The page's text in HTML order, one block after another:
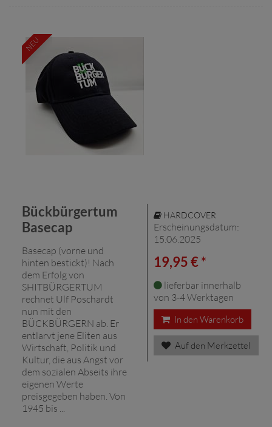
NEU
Bückbürgertum
Basecap
Basecap (vorne und
hinten bestickt)! Nach
dem Erfolg von
SHITBÜRGERTUM
rechnet Ulf Poschardt
nun mit den
BÜCKBÜRGERN ab. Er
entlarvt jene Eliten aus
Wirtschaft, Politik und
Kultur, die aus Angst vor
dem sozialen Abseits ihre
eigenen Werte
preisgegeben haben. Von
1945 bis ...
HARDCOVER
Erscheinungsdatum:
15.06.2025
19,95 € *
lieferbar innerhalb
von 3-4 Werktagen
In den Warenkorb
Auf den Merkzettel